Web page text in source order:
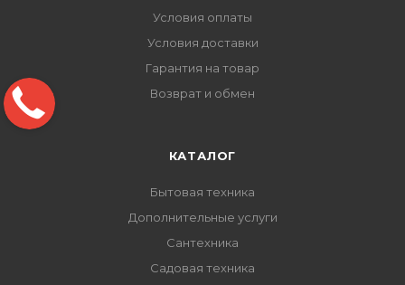
Условия оплаты
Условия доставки
Гарантия на товар
Возврат и обмен
КАТАЛОГ
Бытовая техника
Дополнительные услуги
Сантехника
Садовая техника